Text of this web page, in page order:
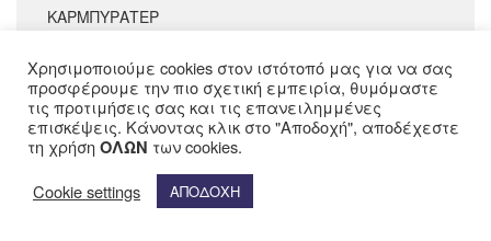
ΚΑΡΜΠΥΡΑΤΕΡ
ΚΑΡΤΕΡ
ΚΕΦΑΛΕΣ
ΚΙΝΗΤΗΡΕΣ | ΜΟΤΕΡ
ΚΟΚΟΡΑΚΙΑ ΒΑΛΒΙΔΩΝ
ΚΟΜΠΛΕΡ ΜΙΖΑΣ
Χρησιμοποιούμε cookies στον ιστότοπό μας για να σας
προσφέρουμε την πιο σχετική εμπειρία, θυμόμαστε
τις προτιμήσεις σας και τις επανειλημμένες
επισκέψεις. Κάνοντας κλικ στο "Αποδοχή", αποδέχεστε
τη χρήσηΟΛΩΝ των cookies.
Cookie settings
ΑΠΟΔΟΧΗ